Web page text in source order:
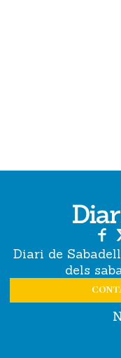
Diari de
dels